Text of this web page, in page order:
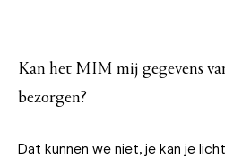
Kan het MIM mij gegevens
bezorgen?
Dat kunnen we niet, je kan je